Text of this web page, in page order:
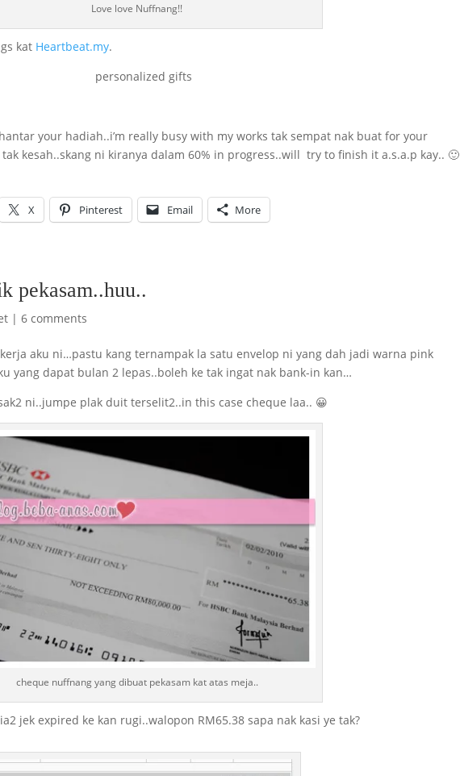
Love love Nuffnang!!
kat Heartbeat.my.
your hadiah..i’m really busy with my works tak sempat nak buat for your
kesah..skang ni kiranya dalam 60% in progress..will try to finish it a.s.a.p kay.. 🙂
X Pinterest Email More
pekasam..huu..
| 6 comments
aku ni…pastu kang ternampak la satu envelop ni yang dah jadi warna pink
yang dapat bulan 2 lepas..boleh ke tak ingat nak bank-in kan…
ni..jumpe plak duit terselit2..in this case cheque laa.. 😀
cheque nuffnang yang dibuat pekasam kat atas meja..
jek expired ke kan rugi..walopon RM65.38 sapa nak kasi ye tak?